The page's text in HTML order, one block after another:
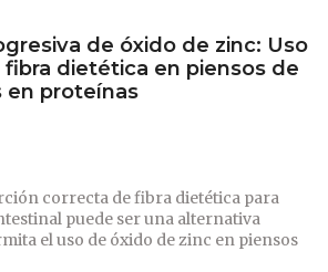
de óxido de zinc: Uso
dietética en piensos de
en proteínas
correcta de fibra dietética para
puede ser una alternativa
el uso de óxido de zinc en piensos